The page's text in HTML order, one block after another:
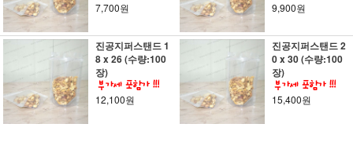
7,700원 9,900원
진공지퍼스탠드 1
8 x 26 (수량:100
장)
12,100원
진공지퍼스탠드 2
0 x 30 (수량:100
장)
15,400원